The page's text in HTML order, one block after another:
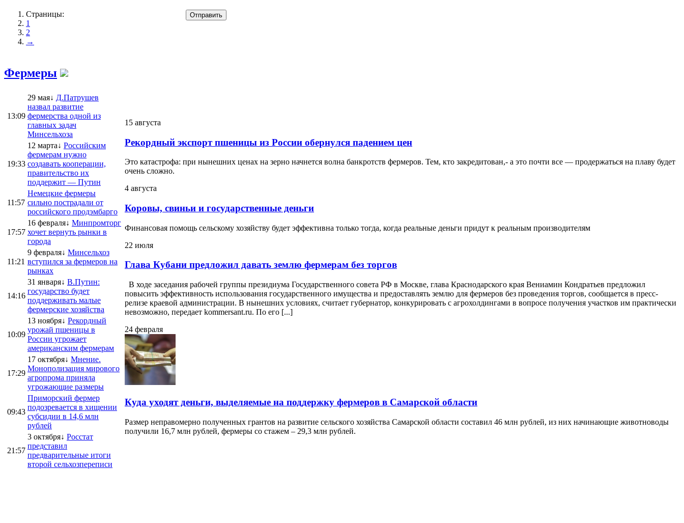
Страницы:
1
2
→
Фермеры
13:09
29 мая↓ Д.Патрушев
назвал развитие
фермерства одной из
главных задач
Минсельхоза
19:33
12 марта↓ Российским
фермерам нужно
создавать кооперации,
правительство их
поддержит — Путин
11:57
Немецкие фермеры
сильно пострадали от
российского продэмбарго
17:57
16 февраля↓ Минпромторг
хочет вернуть рынки в
города
11:21
9 февраля↓ Минсельхоз
вступился за фермеров на
рынках
14:16
31 января↓ В.Путин:
государство будет
поддерживать малые
фермерские хозяйства
10:09
13 ноября↓ Рекордный
урожай пшеницы в
России угрожает
американским фермерам
17:29
17 октября↓ Мнение.
Монополизация мирового
агропрома приняла
угрожающие размеры
09:43
Приморский фермер
подозревается в хищении
субсидии в 14,6 млн
рублей
21:57
3 октября↓ Росстат
представил
предварительные итоги
второй сельхозпереписи
15 августа
Рекордный экспорт пшеницы из России обернулся падением цен
Это катастрофа: при нынешних ценах на зерно начнется волна банкротств фермеров. Тем, кто закредитован,- а это почти все — продержаться на плаву будет
очень сложно.
4 августа
Коровы, свиньи и государственные деньги
Финансовая помощь сельскому хозяйству будет эффективна только тогда, когда реальные деньги придут к реальным производителям
22 июля
Глава Кубани предложил давать землю фермерам без торгов
В ходе заседания рабочей группы президиума Государственного совета РФ в Москве, глава Краснодарского края Вениамин Кондратьев предложил
повысить эффективность использования государственного имущества и предоставлять землю для фермеров без проведения торгов, сообщается в пресс-
релизе краевой администрации. В нынешних условиях, считает губернатор, конкурировать с агрохолдингами в вопросе получения участков им практически
невозможно, передает kommersant.ru. По его [...]
24 февраля
Куда уходят деньги, выделяемые на поддержку фермеров в Самарской области
Размер неправомерно полученных грантов на развитие сельского хозяйства Самарской области составил 46 млн рублей, из них начинающие животноводы
получили 16,7 млн рублей, фермеры со стажем – 29,3 млн рублей.